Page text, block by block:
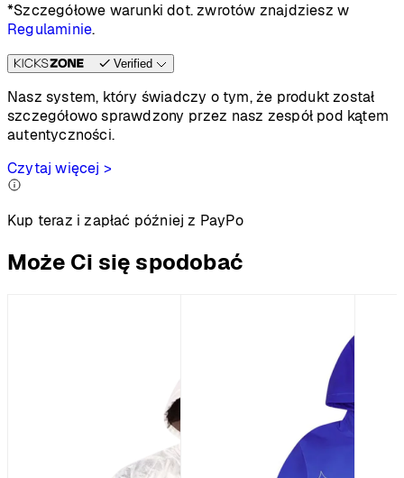
*Szczegółowe warunki dot. zwrotów znajdziesz w
Regulaminie.
Verified
Nasz system, który świadczy o tym, że produkt został
szczegółowo sprawdzony przez nasz zespół pod kątem
autentyczności.
Czytaj więcej >
Kup teraz i zapłać później z PayPo
Może Ci się spodobać